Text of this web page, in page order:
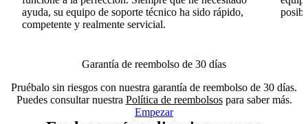
ayuda, su equipo de soporte técnico ha sido rápido,
competente y realmente servicial.
Garantía de reembolso de 30 días
Pruébalo sin riesgos con nuestra garantía de reembolso de 30 días.
Puedes consultar nuestra Política de reembolsospara saber más.
Empezar